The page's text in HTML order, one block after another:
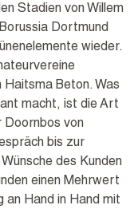
Stadien von Willem
Dortmund
wieder.
Haitsma Beton. Was
macht, ist die Art
Doornbos von
bis zur
des Kunden
einen Mehrwert
an Hand in Hand mit